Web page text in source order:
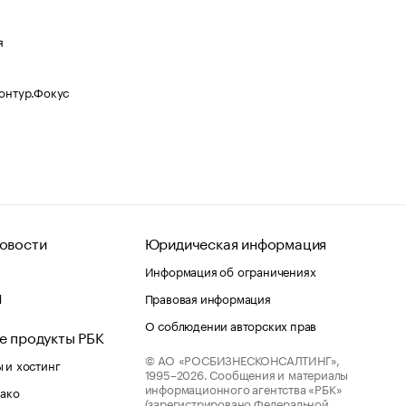
продукты РБК
хостинг
Юридическая информация
Информация об ограничениях
Правовая информация
О соблюдении авторских прав
© АО «РОСБИЗНЕСКОНСАЛТИНГ»,
1995–2026. Сообщения и материалы
информационного агентства «РБК»
(зарегистрировано Федеральной